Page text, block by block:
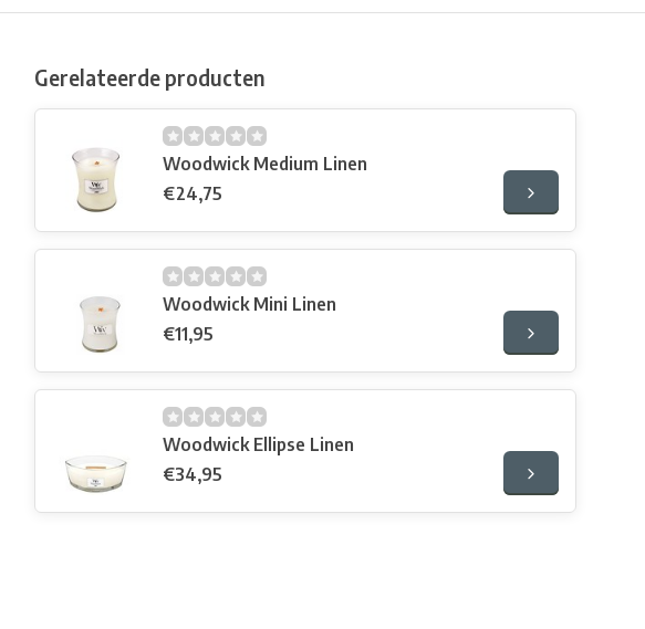
Gerelateerde producten
Woodwick Medium Linen
€24,75
Woodwick Mini Linen
€11,95
Woodwick Ellipse Linen
€34,95